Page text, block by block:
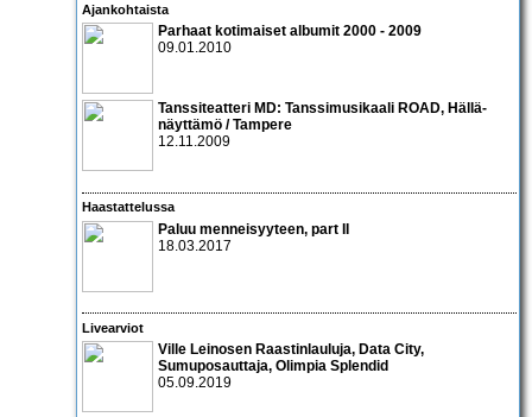
Ajankohtaista
Parhaat kotimaiset albumit 2000 - 2009
09.01.2010
Tanssiteatteri MD: Tanssimusikaali ROAD, Hällä-
näyttämö / Tampere
12.11.2009
Haastattelussa
Paluu menneisyyteen, part II
18.03.2017
Livearviot
Ville Leinosen Raastinlauluja, Data City,
Sumuposauttaja, Olimpia Splendid
05.09.2019